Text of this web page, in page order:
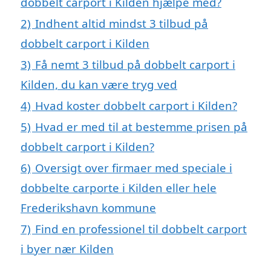
2) Indhent altid mindst 3 tilbud på
dobbelt carport i Kilden
3) Få nemt 3 tilbud på dobbelt carport i
Kilden, du kan være tryg ved
4) Hvad koster dobbelt carport i Kilden?
5) Hvad er med til at bestemme prisen på
dobbelt carport i Kilden?
6) Oversigt over firmaer med speciale i
dobbelte carporte i Kilden eller hele
Frederikshavn kommune
7) Find en professionel til dobbelt carport
i byer nær Kilden